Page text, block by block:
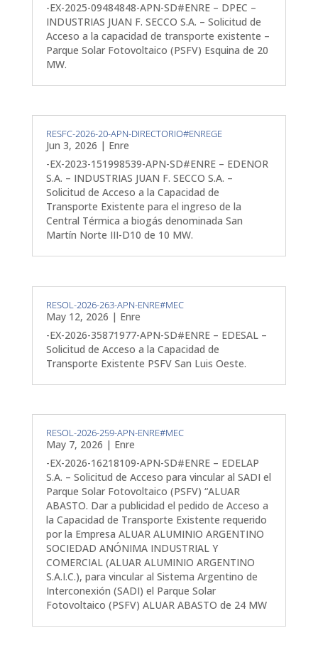
-EX-2025-09484848-APN-SD#ENRE – DPEC –
INDUSTRIAS JUAN F. SECCO S.A. – Solicitud de
Acceso a la capacidad de transporte existente –
Parque Solar Fotovoltaico (PSFV) Esquina de 20
MW.
RESFC-2026-20-APN-DIRECTORIO#ENREGE
Jun 3, 2026 | Enre
-EX-2023-151998539-APN-SD#ENRE – EDENOR
S.A. – INDUSTRIAS JUAN F. SECCO S.A. –
Solicitud de Acceso a la Capacidad de
Transporte Existente para el ingreso de la
Central Térmica a biogás denominada San
Martín Norte III-D10 de 10 MW.
RESOL-2026-263-APN-ENRE#MEC
May 12, 2026 | Enre
-EX-2026-35871977-APN-SD#ENRE – EDESAL –
Solicitud de Acceso a la Capacidad de
Transporte Existente PSFV San Luis Oeste.
RESOL-2026-259-APN-ENRE#MEC
May 7, 2026 | Enre
-EX-2026-16218109-APN-SD#ENRE – EDELAP
S.A. – Solicitud de Acceso para vincular al SADI el
Parque Solar Fotovoltaico (PSFV) “ALUAR
ABASTO. Dar a publicidad el pedido de Acceso a
la Capacidad de Transporte Existente requerido
por la Empresa ALUAR ALUMINIO ARGENTINO
SOCIEDAD ANÓNIMA INDUSTRIAL Y
COMERCIAL (ALUAR ALUMINIO ARGENTINO
S.A.I.C.), para vincular al Sistema Argentino de
Interconexión (SADI) el Parque Solar
Fotovoltaico (PSFV) ALUAR ABASTO de 24 MW